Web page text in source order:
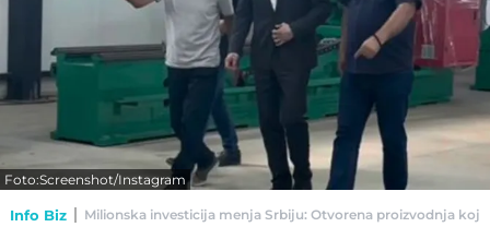
Foto:Screenshot/Instagram
Info Biz Milionska investicija menja Srbiju: Otvorena proizvodnja koja